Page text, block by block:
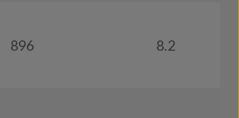
896 8.2